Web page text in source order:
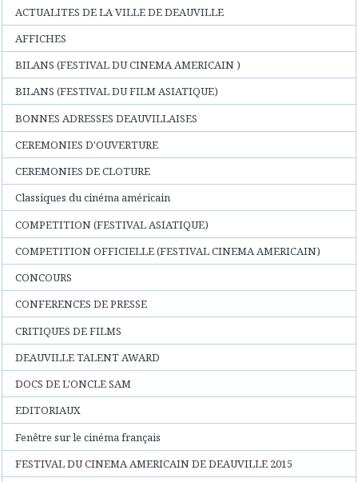
ACTUALITES DE LA VILLE DE DEAUVILLE
AFFICHES
BILANS (FESTIVAL DU CINEMA AMERICAIN )
BILANS (FESTIVAL DU FILM ASIATIQUE)
BONNES ADRESSES DEAUVILLAISES
CEREMONIES D'OUVERTURE
CEREMONIES DE CLOTURE
Classiques du cinéma américain
COMPETITION (FESTIVAL ASIATIQUE)
COMPETITION OFFICIELLE (FESTIVAL CINEMA AMERICAIN)
CONCOURS
CONFERENCES DE PRESSE
CRITIQUES DE FILMS
DEAUVILLE TALENT AWARD
DOCS DE L'ONCLE SAM
EDITORIAUX
Fenêtre sur le cinéma français
FESTIVAL DU CINEMA AMERICAIN DE DEAUVILLE 2015